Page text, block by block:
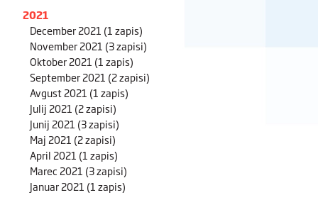
2021
December 2021 (1 zapis)
November 2021 (3 zapisi)
Oktober 2021 (1 zapis)
September 2021 (2 zapisi)
Avgust 2021 (1 zapis)
Julij 2021 (2 zapisi)
Junij 2021 (3 zapisi)
Maj 2021 (2 zapisi)
April 2021 (1 zapis)
Marec 2021 (3 zapisi)
Januar 2021 (1 zapis)